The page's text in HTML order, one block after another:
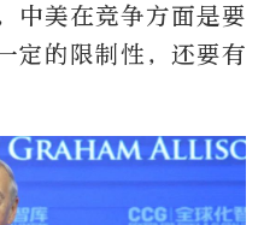
中美在竞争方面是要
定的限制性，还要有